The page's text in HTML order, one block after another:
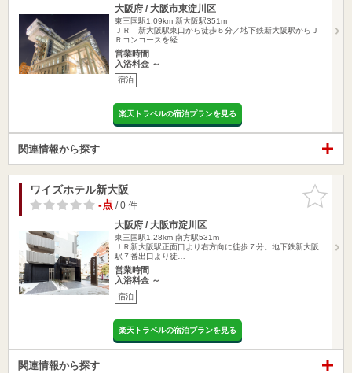
大阪府 / 大阪市東淀川区
東三国駅1.09km 新大阪駅351m
ＪＲ 新大阪駅東口から徒歩５分／地下鉄新大阪駅からＪ
Ｒコンコースを経…
営業時間
入浴料金 ～
宿泊
楽天トラベルの宿泊プランを見る
関連情報から探す
お気に入
りに追加
ワイズホテル新大阪
-点/ 0 件
大阪府 / 大阪市淀川区
東三国駅1.28km 南方駅531m
ＪＲ新大阪駅正面口より右方向に徒歩７分。地下鉄新大阪
駅７番出口より徒…
営業時間
入浴料金 ～
宿泊
楽天トラベルの宿泊プランを見る
関連情報から探す